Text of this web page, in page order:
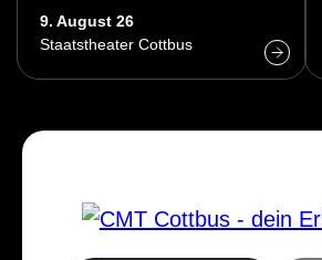
Staatstheaters Cottbus
9. August 26
Staatstheater Cottbus